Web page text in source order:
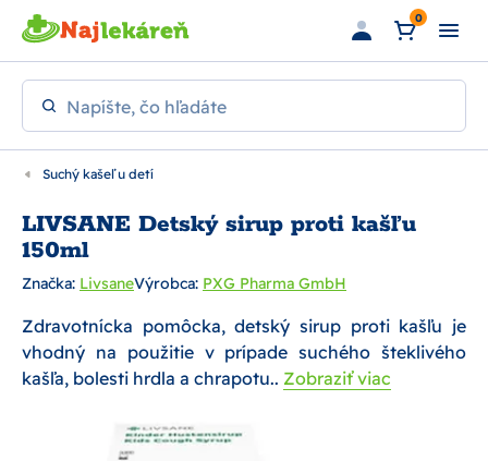
Preskočiť na hlavný obsah 0
Napíšte, čo hľadáte
Suchý kašeľ u detí
LIVSANE Detský sirup proti kašľu
150ml
Značka: LivsaneVýrobca: PXG Pharma GmbH
Zdravotnícka pomôcka, detský sirup proti kašľu je
vhodný na použitie v prípade suchého šteklivého
kašľa, bolesti hrdla a chrapotu.. Zobraziť viac